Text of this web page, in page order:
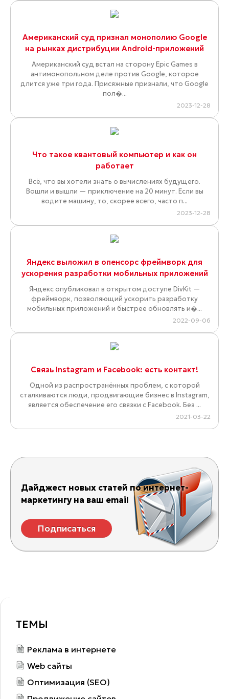
Американский суд признал монополию Google
на рынках дистрибуции Android-приложений
Американский суд встал на сторону Epic Games в
антимонопольном деле против Google, которое
длится уже три года. Присяжные признали, что Google
пол�...
2023-12-28
Что такое квантовый компьютер и как он
работает
Всё, что вы хотели знать о вычислениях будущего.
Вошли и вышли — приключение на 20 минут. Если вы
водите машину, то, скорее всего, часто п...
2023-12-28
Яндекс выложил в опенсорс фреймворк для
ускорения разработки мобильных приложений
Яндекс опубликовал в открытом доступе DivKit —
фреймворк, позволяющий ускорить разработку
мобильных приложений и быстрее обновлять и�...
2022-09-06
Связь Instagram и Facebook: есть контакт!
Одной из распространённых проблем, с которой
сталкиваются люди, продвигающие бизнес в Instagram,
является обеспечение его связки с Facebook. Без ...
2021-03-22
Дайджест новых статей по интернет-
маркетингу на ваш email
Подписаться
ТЕМЫ
Реклама в интернете
Web сайты
Оптимизация (SEO)